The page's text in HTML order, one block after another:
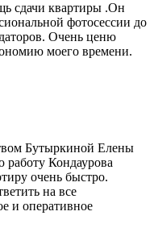
сдачи квартиры .Он
фотосессии до
Очень ценю
моего времени.
Бутыркиной Елены
Кондаурова
очень быстро.
на все
и оперативное